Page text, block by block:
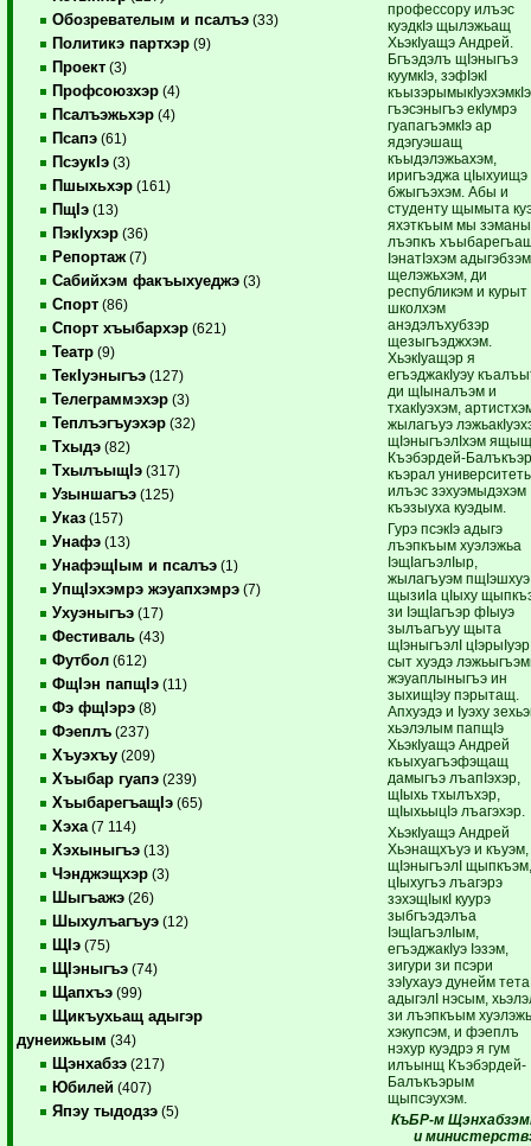
Обозревателым и псалъэ (33)
Политикэ партхэр (9)
Проект (3)
Профсоюзхэр (4)
Псалъэжьхэр (4)
Псапэ (61)
ПсэукIэ (3)
Пшыхьхэр (161)
ПщIэ (13)
ПэкIухэр (36)
Репортаж (7)
Сабийхэм факъыхуеджэ (3)
Спорт (86)
Спорт хъыбархэр (621)
Театр (9)
ТекIуэныгъэ (127)
Телеграммэхэр (3)
Теплъэгъуэхэр (32)
Тхыдэ (82)
ТхылъыщIэ (317)
Узыншагъэ (125)
Указ (157)
Унафэ (13)
УнафэщIым и псалъэ (1)
УпщIэхэмрэ жэуапхэмрэ (7)
Ухуэныгъэ (17)
Фестиваль (43)
Футбол (612)
ФщIэн папщIэ (11)
Фэ фщIэрэ (8)
Фэеплъ (237)
Хъуэхъу (209)
Хъыбар гуапэ (239)
ХъыбарегъащIэ (65)
Хэха (7 114)
Хэхыныгъэ (13)
Чэнджэщхэр (3)
Шыгъажэ (26)
Шыхулъагъуэ (12)
ЩIэ (75)
ЩIэныгъэ (74)
Щапхъэ (99)
Щикъухьащ адыгэр
дунеижьым (34)
Щэнхабзэ (217)
Юбилей (407)
Япэу тыдодзэ (5)
профессору илъэс
куэдкIэ щылэжьащ
ХьэкIуащэ Андрей.
Бгъэдэлъ щIэныгъэ
куумкIэ, зэфIэкI
гъэсэныгъэ екIумрэ
гуапагъэмкIэ ар
ядэгуэшащ
къыдэлэжьахэм,
иригъэджа цIыхуищэ
бжыгъэхэм. Абы и
студенту щымыта
яхэткъым мы
лъэпкъ
IэнатIэхэм адыгэбзэм
щелэжьхэм, ди
республикэм и курыт
школхэм
анэдэлъхубзэр
щезыгъэджхэм.
ХьэкIуащэр я
егъэджакIуэу
ди щIыналъэм и
тхакIуэхэм,
жылагъуэ
щIэныгъэлIхэм
Къэбэрдей-
къэрал
илъэс зэхуэмыдэхэм
къэзыуха куэдым.
Гурэ псэкIэ адыгэ
лъэпкъым хуэлэжьа
IэщIагъэлIыр,
жылагъуэм пщIэшхуэ
щызиIа цIыху
зи IэщIагъэр фIыуэ
зылъагъуу щыта
щIэныгъэлI цIэрыIуэр
сыт хуэдэ
жэуаплыныгъэ ин
зыхищIэу пэрытащ.
Апхуэдэ и Iуэху
хьэлэлым папщIэ
ХьэкIуащэ Андрей
къыхуагъэфэщащ
дамыгъэ лъапIэхэр,
щIыхь тхылъхэр,
щIыхьыцIэ лъагэхэр.
ХьэкIуащэ Андрей
Хьэнащхъуэ и къуэм,
щIэныгъэлI
цIыхугъэ лъагэрэ
зэхэщIыкI куурэ
зыбгъэдэлъа
IэщIагъэлIым,
егъэджакIуэ Iэзэм,
зигури зи псэри
зэIухауэ дунейм тета
адыгэлI нэсым,
зи лъэпкъым
хэкупсэм, и фэеплъ
нэхур куэдрэ я гум
илъынщ Къэбэрдей-
Балъкъэрым
щыпсэухэм.
КъБР-м
и